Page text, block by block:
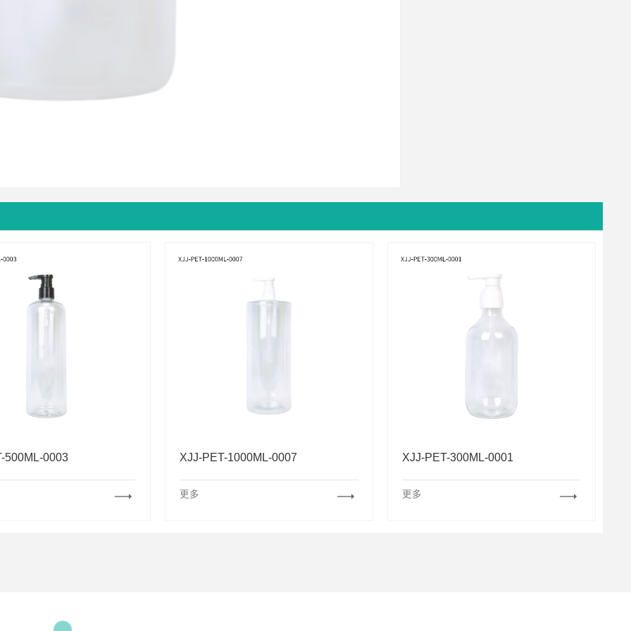
500ML-0003 XJJ-PET-1000ML-0007
更多
XJJ-PET-300ML-0001
更多